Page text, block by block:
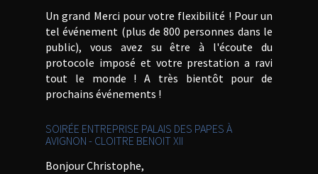
Un grand Merci pour votre flexibilité ! Pour un
tel événement (plus de 800 personnes dans le
public), vous avez su être à l'écoute du
protocole imposé et votre prestation a ravi
tout le monde ! A très bientôt pour de
prochains événements !
SOIRÉE ENTREPRISE PALAIS DES PAPES À
AVIGNON - CLOITRE BENOIT XII
Bonjour Christophe,